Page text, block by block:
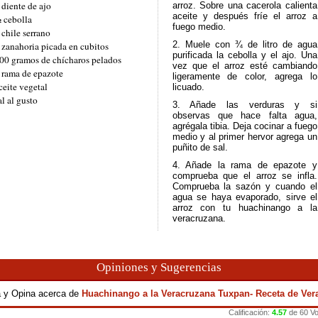
de ajo
cebolla
serrano
picada en cubitos
gramos de chícharos pelados
de epazote
vegetal
al gusto
arroz. Sobre una cacerola calienta
aceite y después fríe el arroz a
fuego medio.
2. Muele con ¾ de litro de agua
purificada la cebolla y el ajo. Una
vez que el arroz esté cambiando
ligeramente de color, agrega lo
licuado.
3. Añade las verduras y si
observas que hace falta agua,
agrégala tibia. Deja cocinar a fuego
medio y al primer hervor agrega un
puñito de sal.
4. Añade la rama de epazote y
comprueba que el arroz se infla.
Comprueba la sazón y cuando el
agua se haya evaporado, sirve el
arroz con tu huachinango a la
veracruzana.
Opiniones y Sugerencias
y Opina acerca de Huachinango a la Veracruzana Tuxpan- Receta de